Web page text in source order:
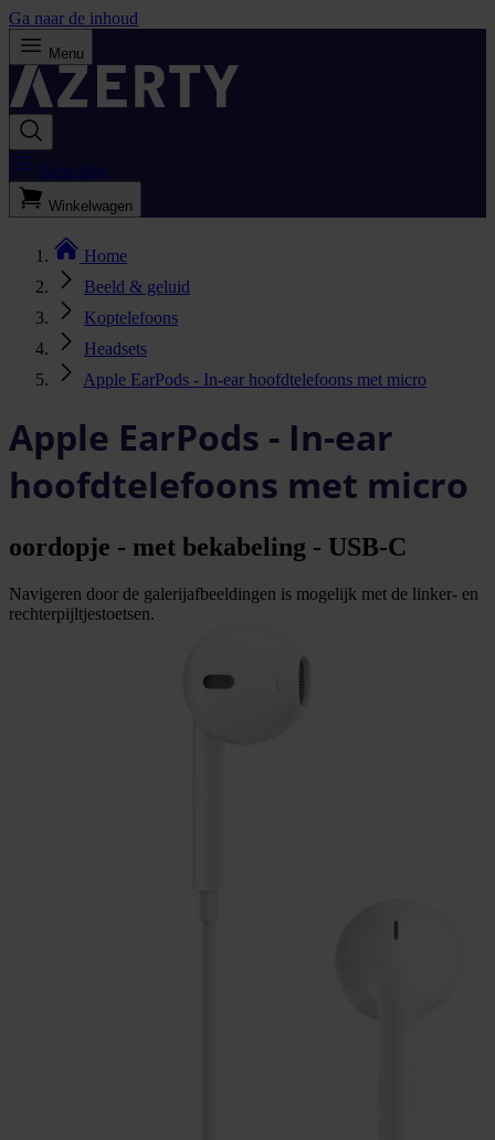
Ga naar de inhoud
Menu
Bestellijst
Winkelwagen
Home
Beeld & geluid
Koptelefoons
Headsets
Apple EarPods - In-ear hoofdtelefoons met micro
Apple EarPods - In-ear
hoofdtelefoons met micro
oordopje - met bekabeling - USB-C
Navigeren door de galerijafbeeldingen is mogelijk met de linker- en
rechterpijltjestoetsen.